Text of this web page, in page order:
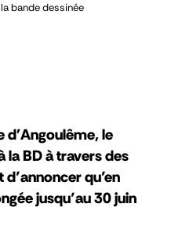
bande dessinée
d'Angoulême, le
la BD à travers des
qu’en
jusqu’au 30 juin